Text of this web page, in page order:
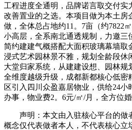
工程进度全通明，品牌诺言取交付实
改善置业的之选。本项目做为本土房
做，全体总占地约11。7亩（约7822
小高层，全系南北通透规制，力邀三
简约建建气概搭配大面积玻璃幕墙取
浸式艺术园林景不雅，规划全龄段休
大堂归家系统，从建建设想、园林规
全维度越级升级，成都新都核心低密
区引入四川众盈嘉居物业，供给24
办事，物业费2。6元/㎡/月，全方位
声明：本文由入驻核心平台的做
概念仅代表做者本人，不代表核心立